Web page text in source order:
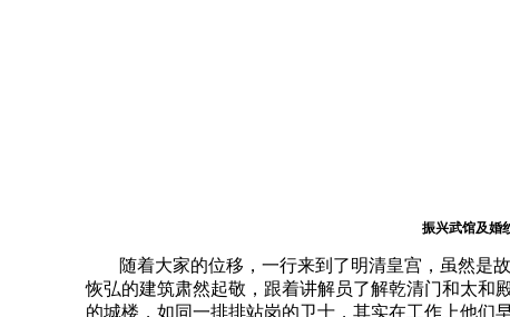
振兴武馆及婚
随着大家的位移，一行来到了明清皇宫，虽然是
恢弘的建筑肃然起敬，跟着讲解员了解乾清门和太和
的城楼，如同一排排站岗的卫士，其实在工作上他们